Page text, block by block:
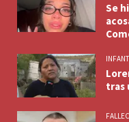
Se
tras